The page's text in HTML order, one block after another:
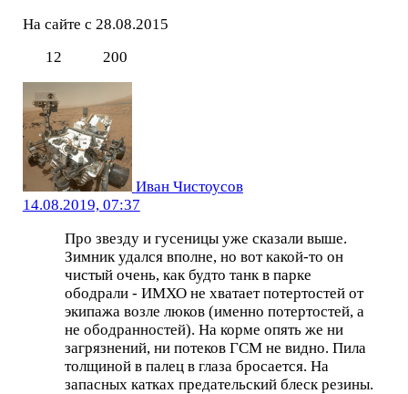
На сайте с 28.08.2015
12
200
Иван Чистоусов
14.08.2019, 07:37
Про звезду и гусеницы уже сказали выше.
Зимник удался вполне, но вот какой-то он
чистый очень, как будто танк в парке
ободрали - ИМХО не хватает потертостей от
экипажа возле люков (именно потертостей, а
не ободранностей). На корме опять же ни
загрязнений, ни потеков ГСМ не видно. Пила
толщиной в палец в глаза бросается. На
запасных катках предательский блеск резины.